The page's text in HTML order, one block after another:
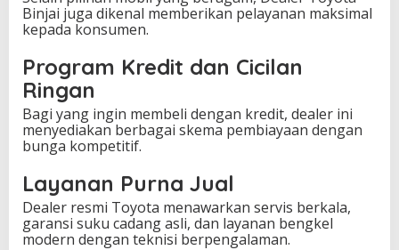
Binjai juga dikenal memberikan pelayanan maksimal
kepada konsumen.
Program Kredit dan Cicilan
Ringan
Bagi yang ingin membeli dengan kredit, dealer ini
menyediakan berbagai skema pembiayaan dengan
bunga kompetitif.
Layanan Purna Jual
Dealer resmi Toyota menawarkan servis berkala,
garansi suku cadang asli, dan layanan bengkel
modern dengan teknisi berpengalaman.